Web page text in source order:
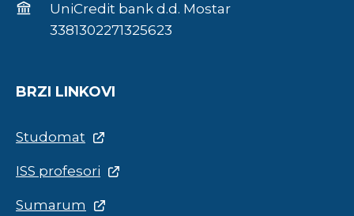
UniCredit bank d.d. Mostar
3381302271325623
BRZI LINKOVI
Studomat
ISS profesori
Sumarum